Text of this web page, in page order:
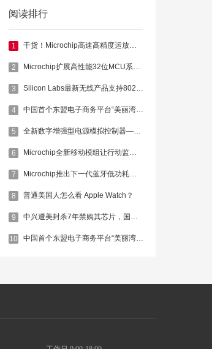
阅读排行
1 干货！Microchip高速高精度运放功耗再降低
2 Microchip扩展高性能32位MCU系列，新系列器件集成浮点单元
3 Silicon Labs最新无线产品支持802.15.4/4g标准
4 中国首个东盟电子商务平台“美丽湾”启动
5 全新数字增强型电源模拟控制器——MCP19118和MCP19119
6 Microchip全新移动模组让行动监测更便捷
7 Microchip推出下一代蓝牙低功耗解决方案
8 普通美国人怎么看 Apple Watch？
9 中兴遭美封杀7年禁购其芯片，国产IC当自强！
10 中国首个东盟电子商务平台“美丽湾”启动